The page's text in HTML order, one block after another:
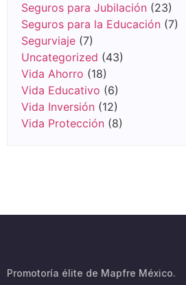
Seguros para Jubilación (23)
Seguros para la Educación (7)
Segurviaje (7)
Uncategorized (43)
Vida Ahorro (18)
Vida Educativo (6)
Vida Inversión (12)
Vida Protección (8)
Promotoría élite de Mapfre México.